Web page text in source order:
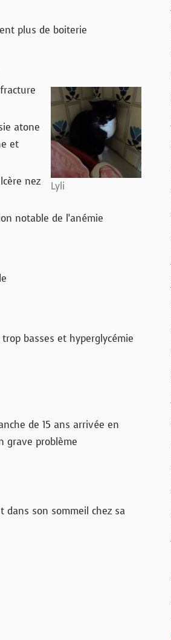
plus de boiterie
Lyli
atone
et
nez
notable de l’anémie
basses et hyperglycémie
de 15 ans arrivée en
grave problème
dans son sommeil chez sa